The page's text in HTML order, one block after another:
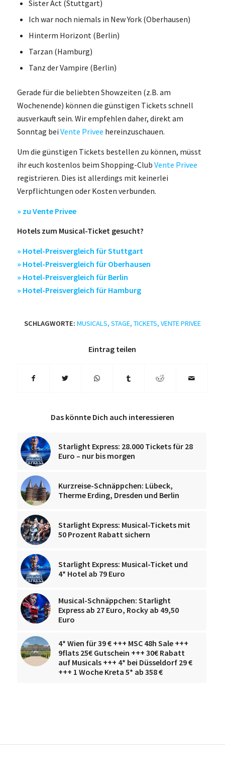
Sister Act (Stuttgart)
Ich war noch niemals in New York (Oberhausen)
Hinterm Horizont (Berlin)
Tarzan (Hamburg)
Tanz der Vampire (Berlin)
Gerade für die beliebten Showzeiten (z.B. am
Wochenende) können die günstigen Tickets schnell
ausverkauft sein. Wir empfehlen daher, direkt am
Sonntag bei Vente Privee hereinzuschauen.
Um die günstigen Tickets bestellen zu können, müsst
ihr euch kostenlos beim Shopping-Club Vente Privee
registrieren. Dies ist allerdings mit keinerlei
Verpflichtungen oder Kosten verbunden.
» zu Vente Privee
Hotels zum Musical-Ticket gesucht?
» Hotel-Preisvergleich für Stuttgart
» Hotel-Preisvergleich für Oberhausen
» Hotel-Preisvergleich für Berlin
» Hotel-Preisvergleich für Hamburg
SCHLAGWORTE: MUSICALS, STAGE, TICKETS, VENTE PRIVEE
Eintrag teilen
Das könnte Dich auch interessieren
Starlight Express: 28.000 Tickets für 28
Euro – nur bis morgen
Kurzreise-Schnäppchen: Lübeck,
Therme Erding, Dresden und Berlin
Starlight Express: Musical-Tickets mit
50 Prozent Rabatt sichern
Starlight Express: Musical-Ticket und
4* Hotel ab 79 Euro
Musical-Schnäppchen: Starlight
Express ab 27 Euro, Rocky ab 49,50
Euro
4* Wien für 39 € +++ MSC 48h Sale +++
9flats 25€ Gutschein +++ 30€ Rabatt
auf Musicals +++ 4* bei Düsseldorf 29 €
+++ 1 Woche Kreta 5* ab 358 €